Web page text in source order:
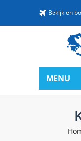
Bekijk en
MENU